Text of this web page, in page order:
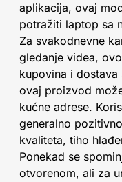
aplikacija, ovaj
potražiti laptop sa
Za svakodnevne
gledanje videa,
kupovina i dostava
ovaj proizvod
kućne adrese.
generalno
kvaliteta, tiho
Ponekad se
otvorenom, ali za